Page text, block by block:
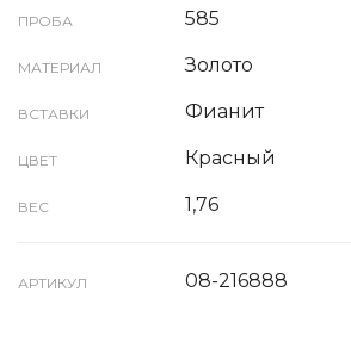
ПРОБА 585
МАТЕРИАЛ Золото
ВСТАВКИ Фианит
ЦВЕТ Красный
ВЕС 1,76
АРТИКУЛ 08-216888